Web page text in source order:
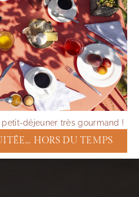
déjeuner très gourmand !
HORS DU TEMPS